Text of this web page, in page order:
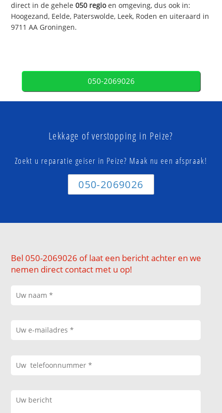
direct in de gehele050 regioen omgeving, dus ook in:
Hoogezand, Eelde, Paterswolde, Leek, Roden en uiteraard in
9711 AA Groningen.
050-2069026
Lekkage of verstopping in Peize?
Zoekt u reparatie geiser in Peize? Maak nu een afspraak!
050-2069026
Bel 050-2069026 of laat een bericht achter en we
nemen direct contact met u op!